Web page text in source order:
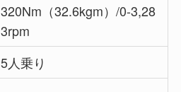
320Nm（32.6kgm）/0-3,28
3rpm
5人乗り